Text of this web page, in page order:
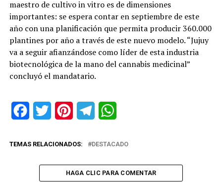
maestro de cultivo in vitro es de dimensiones
importantes: se espera contar en septiembre de este
año con una planificación que permita producir 360.000
plantines por año a través de este nuevo modelo. “Jujuy
va a seguir afianzándose como líder de esta industria
biotecnológica de la mano del cannabis medicinal”
concluyó el mandatario.
FacebookTwitter PinterestTelegram
TEMAS RELACIONADOS: DESTACADO
HAGA CLIC PARA COMENTAR